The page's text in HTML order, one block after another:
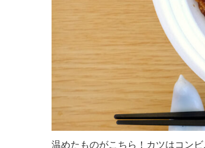
温めたものがこちら！カツはコン